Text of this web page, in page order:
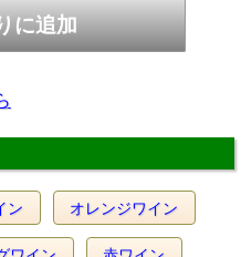
ブオイルには注文本数に
）
％以上が湖や沼地である
せた砂質土壌でしたが、長
ことで、自然のままに土壌
のに適した豊かな土壌とな
と粘土が中心で、化学肥
で畑を耕し、ガチョウの堆
た自然な造りをしていま
ン オレンジワイン